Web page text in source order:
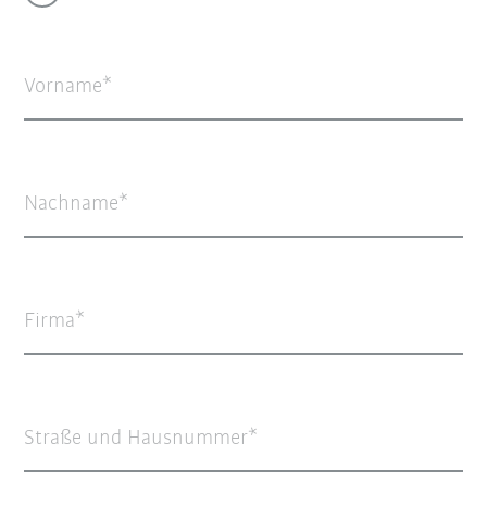
Vorname
Nachname
Firma
Straße und Hausnummer